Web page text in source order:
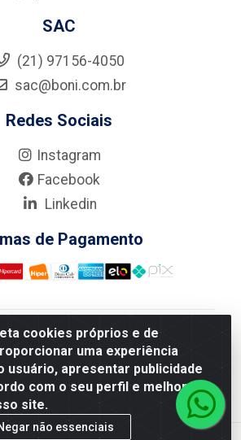
cookies próprios e de
uma experiência
usuário, apresentar publicidade
com o seu perfil e melhorar a
site.
não essenciais
SAC
(21) 97156-4050
sac@boni.com.br
Redes Sociais
Instagram
Facebook
Linkedin
de Pagamento
de Material de Construção LTDA
330 - Vila Da Penha, Rio de
21.210-110 - CNPJ: 11.003.135/0001-
27